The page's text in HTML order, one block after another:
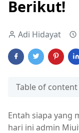
Berikut!
Adi Hidayat
Table of content
Entah siapa yang
hari ini admin